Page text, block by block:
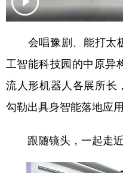
学术中国 乡村振兴
彩票 娱乐
公益 一带一路
文化产业
会唱豫剧、能打太
工智能科技园的中原异
流人形机器人各展所长
勾勒出具身智能落地应
跟随镜头，一起走近